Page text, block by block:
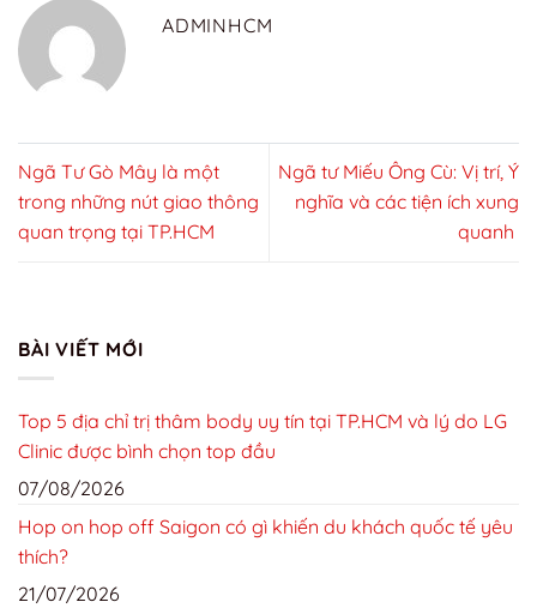
ADMINHCM
Ngã Tư Gò Mây là một
trong những nút giao thông
quan trọng tại TP.HCM
Ngã tư Miếu Ông Cù: Vị trí, Ý
nghĩa và các tiện ích xung
quanh
BÀI VIẾT MỚI
Top 5 địa chỉ trị thâm body uy tín tại TP.HCM và lý do LG
Clinic được bình chọn top đầu
07/08/2026
Hop on hop off Saigon có gì khiến du khách quốc tế yêu
thích?
21/07/2026